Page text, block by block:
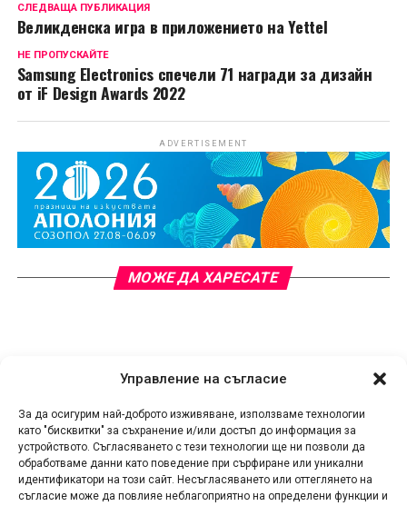
Управление на съгласие
За да осигурим най-доброто изживяване, използваме технологии
като "бисквитки" за съхранение и/или достъп до информация за
устройството. Съгласяването с тези технологии ще ни позволи да
обработваме данни като поведение при сърфиране или уникални
идентификатори на този сайт. Несъгласяването или оттеглянето на
съгласие може да повлияе неблагоприятно на определени функции и
СЛЕДВАЩА ПУБЛИКАЦИЯ
Великденска игра в приложението на Yettel
НЕ ПРОПУСКАЙТЕ
Samsung Electronics спечели 71 награди за дизайн
от iF Design Awards 2022
ADVERTISEMENT
МОЖЕ ДА ХАРЕСАТЕ